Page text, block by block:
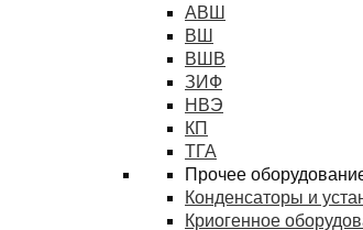
АВШ
ВШ
ВШВ
ЗИФ
НВЭ
КП
ТГА
Прочее
Конденсаторы и
Криогенное